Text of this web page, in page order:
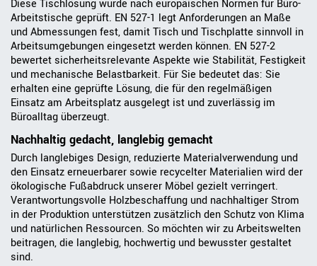
Diese Tischlösung wurde nach europäischen Normen für Büro-
Arbeitstische geprüft. EN 527-1 legt Anforderungen an Maße
und Abmessungen fest, damit Tisch und Tischplatte sinnvoll in
Arbeitsumgebungen eingesetzt werden können. EN 527-2
bewertet sicherheitsrelevante Aspekte wie Stabilität, Festigkeit
und mechanische Belastbarkeit. Für Sie bedeutet das: Sie
erhalten eine geprüfte Lösung, die für den regelmäßigen
Einsatz am Arbeitsplatz ausgelegt ist und zuverlässig im
Büroalltag überzeugt.
Nachhaltig gedacht, langlebig gemacht
Durch langlebiges Design, reduzierte Materialverwendung und
den Einsatz erneuerbarer sowie recycelter Materialien wird der
ökologische Fußabdruck unserer Möbel gezielt verringert.
Verantwortungsvolle Holzbeschaffung und nachhaltiger Strom
in der Produktion unterstützen zusätzlich den Schutz von Klima
und natürlichen Ressourcen. So möchten wir zu Arbeitswelten
beitragen, die langlebig, hochwertig und bewusster gestaltet
sind.